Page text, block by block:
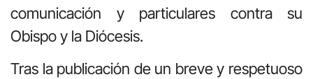
comunicación y particulares contra su
Obispo y la Diócesis.
Tras la publicación de un breve y respetuoso